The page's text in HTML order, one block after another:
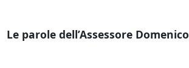
Le parole dell’Assessore